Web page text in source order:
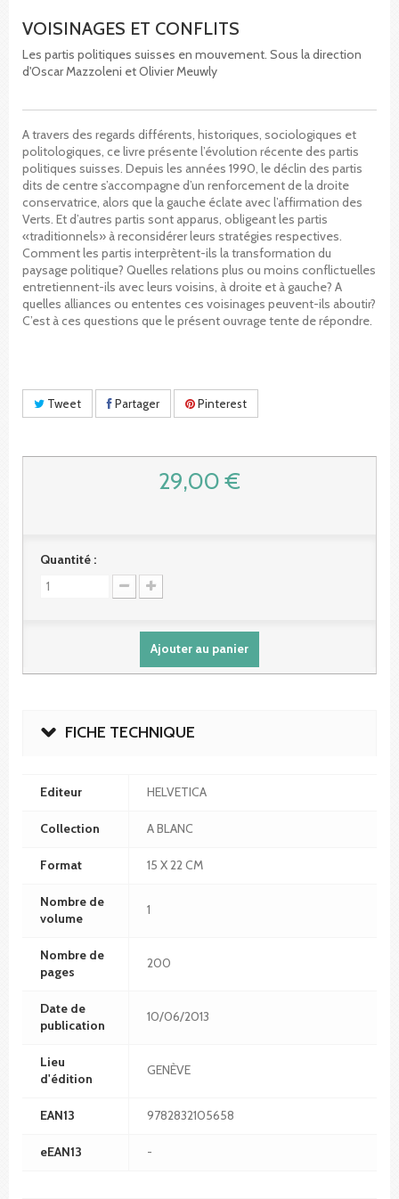
VOISINAGES ET CONFLITS
Les partis politiques suisses en mouvement. Sous la direction
d'Oscar Mazzoleni et Olivier Meuwly
A travers des regards différents, historiques, sociologiques et
politologiques, ce livre présente l’évolution récente des partis
politiques suisses. Depuis les années 1990, le déclin des partis
dits de centre s’accompagne d’un renforcement de la droite
conservatrice, alors que la gauche éclate avec l’affirmation des
Verts. Et d’autres partis sont apparus, obligeant les partis
«traditionnels» à reconsidérer leurs stratégies respectives.
Comment les partis interprètent-ils la transformation du
paysage politique? Quelles relations plus ou moins conflictuelles
entretiennent-ils avec leurs voisins, à droite et à gauche? A
quelles alliances ou ententes ces voisinages peuvent-ils aboutir?
C’est à ces questions que le présent ouvrage tente de répondre.
Tweet Partager Pinterest
29,00 €
Quantité :
Ajouter au panier
FICHE TECHNIQUE
Editeur HELVETICA
Collection A BLANC
Format 15 X 22 CM
Nombre de
volume
1
Nombre de
pages
200
Date de
publication
10/06/2013
Lieu
d'édition
GENÈVE
EAN13 9782832105658
eEAN13 -